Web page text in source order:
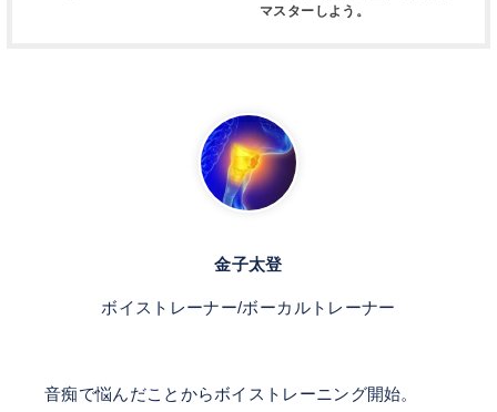
マスターしよう。
金子太登
ボイストレーナー/ボーカルトレーナー
音痴で悩んだことからボイストレーニング開始。